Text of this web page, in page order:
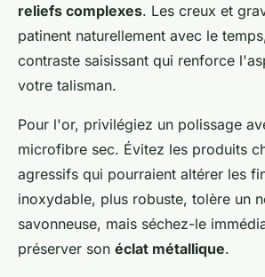
reliefs complexes. Les creux et
patinent naturellement avec le
contraste saisissant qui renforce
votre talisman.
Pour l'or, privilégiez un polissage
microfibre sec. Évitez les produits
agressifs qui pourraient altérer les
inoxydable, plus robuste, tolère un
savonneuse, mais séchez-le
préserver son éclat métallique.